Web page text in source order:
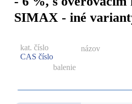
SIMAX - iné
kat. číslo
CAS číslo
názov
balenie